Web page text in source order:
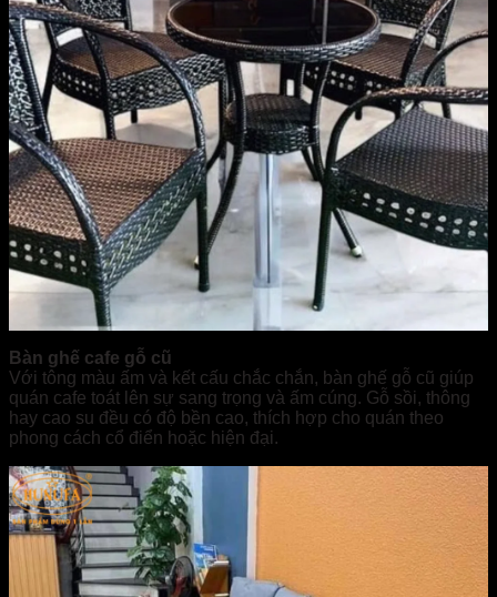
Bàn ghế cafe gỗ cũ
Với tông màu ấm và kết cấu chắc chắn, bàn ghế gỗ cũ giúp
quán cafe toát lên sự sang trọng và ấm cúng. Gỗ sồi, thông
hay cao su đều có độ bền cao, thích hợp cho quán theo
phong cách cổ điển hoặc hiện đại.